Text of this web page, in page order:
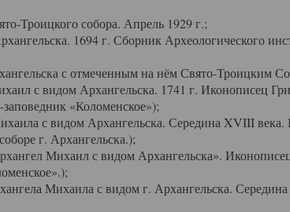
Троицкого собора. Апрель 1929 г.;
1694 г. Сборник Археологического
с отмеченным на нём Свято-Троицким
с видом Архангельска. 1741 г. Иконописец
«Коломенское»);
с видом Архангельска. Середина XVIII века.
г. Архангельска.);
Михаил с видом Архангельска».
Михаила с видом г. Архангельска.